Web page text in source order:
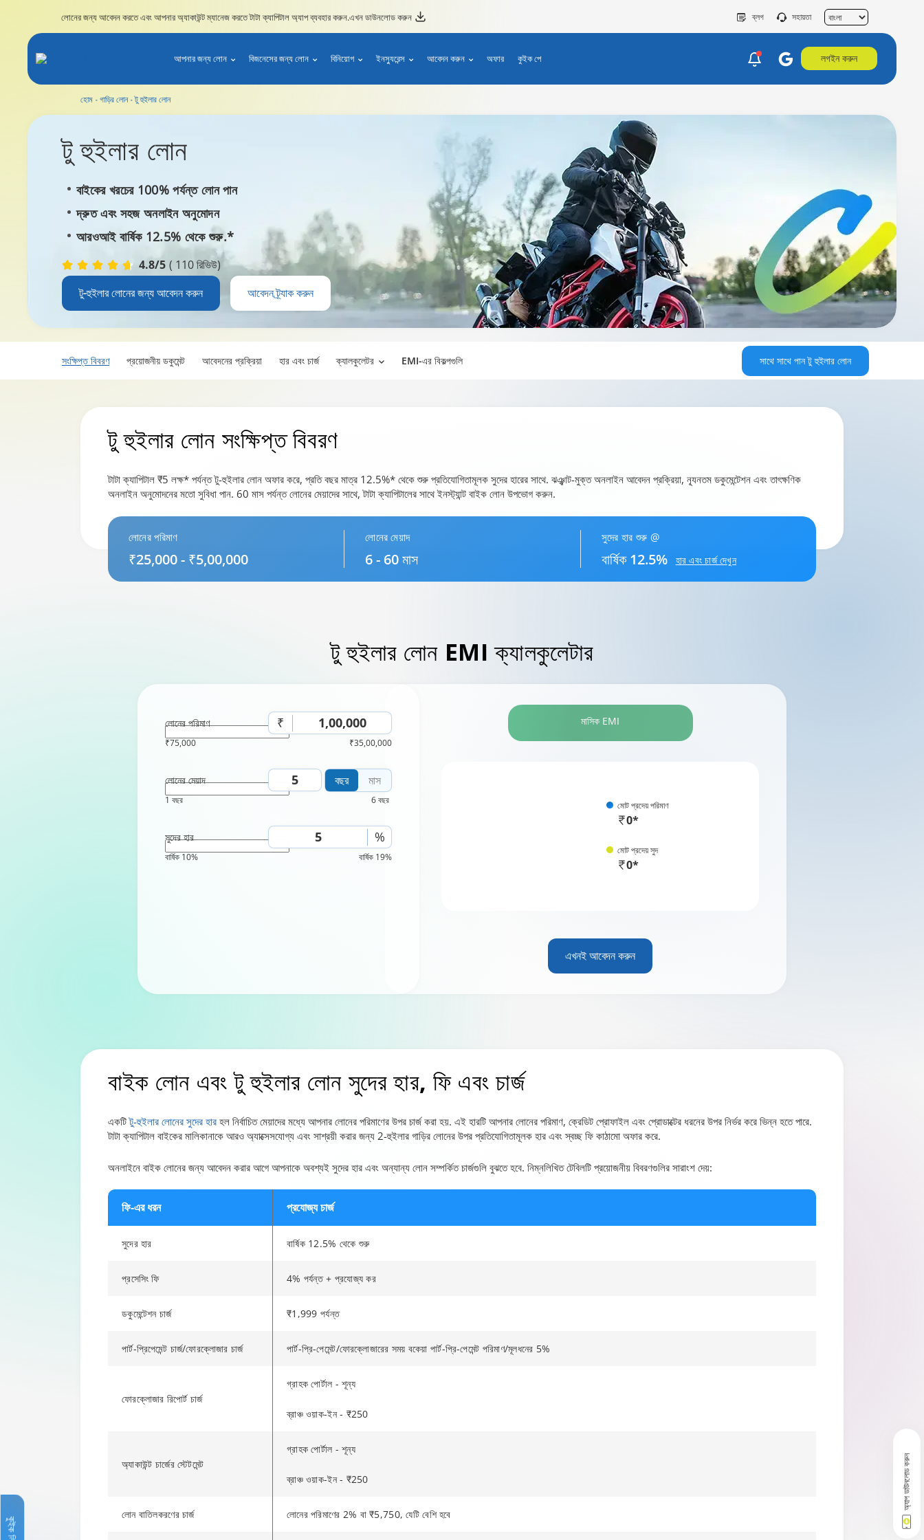
লোনের জন্য আবেদন করতে এবং আপনার অ্যাকাউন্ট ম্যানেজ করতে টাটা ক্যাপিটাল অ্যাপ ব্যবহার করুন.এখন ডাউনলোড করুন ব্লগ সহায়তা
আপনার জন্য লোন বিজনেসের জন্য লোন বিনিয়োগ ইনস্যুরেন্স আবেদন করুন অফার কুইক পে লগইন করুন
হোম গাড়ির লোন টু হুইলার লোন
টু হুইলার লোন
বাইকের খরচের 100% পর্যন্ত লোন পান
দ্রুত এবং সহজ অনলাইন অনুমোদন
আরওআই বার্ষিক 12.5% থেকে শুরু.*
4.8/5 ( 110 রিভিউ)
টু-হুইলার লোনের জন্য আবেদন করুন
আবেদন ট্র্যাক করুন
সংক্ষিপ্ত বিবরণ প্রয়োজনীয় ডকুমেন্ট আবেদনের প্রক্রিয়া হার এবং চার্জ ক্যালকুলেটর EMI-এর বিকল্পগুলি সাথে সাথে পানটু হুইলার লোন
টু হুইলার লোন সংক্ষিপ্ত বিবরণ
টাটা ক্যাপিটাল ₹5 লক্ষ* পর্যন্ত টু-হুইলার লোন অফার করে, প্রতি বছর মাত্র 12.5%* থেকে শুরু প্রতিযোগিতামূলক সুদের হারের সাথে. ঝঞ্ঝাট-মুক্ত অনলাইন আবেদন প্রক্রিয়া, ন্যূনতম ডকুমেন্টেশন এবং তাৎক্ষণিক
অনলাইন অনুমোদনের মতো সুবিধা পান. 60 মাস পর্যন্ত লোনের মেয়াদের সাথে, টাটা ক্যাপিটালের সাথে ইনস্ট্যান্ট বাইক লোন উপভোগ করুন.
লোনের পরিমাণ
₹25,000 - ₹5,00,000
লোনের মেয়াদ
6 - 60 মাস
সুদের হার শুরু @
বার্ষিক 12.5% হার এবং চার্জ দেখুন
টু হুইলার লোন EMI ক্যালকুলেটার
লোনের পরিমাণ ₹
₹75,000 ₹35,00,000
বছর মাস
লোনের মেয়াদ
1 বছর 6 বছর
সুদের হার %
বার্ষিক 10% বার্ষিক 19%
মাসিক EMI
মোট প্রদেয় পরিমাণ
0*
মোট প্রদেয় সুদ
0*
এখনই আবেদন করুন
বাইক লোন এবং টু হুইলার লোন সুদের হার, ফি এবং চার্জ
একটিটু-হুইলার লোনের সুদের হার হল নির্বাচিত মেয়াদের মধ্যে আপনার লোনের পরিমাণের উপর চার্জ করা হয়. এই হারটি আপনার লোনের পরিমাণ, ক্রেডিট প্রোফাইল এবং প্রোডাক্টের ধরনের উপর নির্ভর করে ভিন্ন হতে পারে.
টাটা ক্যাপিটাল বাইকের মালিকানাকে আরও অ্যাক্সেসযোগ্য এবং সাশ্রয়ী করার জন্য 2-হুইলার গাড়ির লোনের উপর প্রতিযোগিতামূলক হার এবং স্বচ্ছ ফি কাঠামো অফার করে.
অনলাইনে বাইক লোনের জন্য আবেদন করার আগে আপনাকে অবশ্যই সুদের হার এবং অন্যান্য লোন সম্পর্কিত চার্জগুলি বুঝতে হবে. নিম্নলিখিত টেবিলটি প্রয়োজনীয় বিবরণগুলির সারাংশ দেয়:
ফি-এর ধরন প্রযোজ্য চার্জ
সুদের হার বার্ষিক 12.5% থেকে শুরু
প্রসেসিং ফি 4% পর্যন্ত + প্রযোজ্য কর
ডকুমেন্টেশন চার্জ ₹1,999 পর্যন্ত
পার্ট-প্রিপেমেন্ট চার্জ/ফোরক্লোজার চার্জ পার্ট-প্রি-পেমেন্ট/ফোরক্লোজারের সময় বকেয়া পার্ট-প্রি-পেমেন্ট পরিমাণ/মূলধনের 5%
ফোরক্লোজার রিপোর্ট চার্জ
গ্রাহক পোর্টাল - শূন্য
ব্রাঞ্চ ওয়াক-ইন - ₹250
অ্যাকাউন্ট চার্জের স্টেটমেন্ট
গ্রাহক পোর্টাল - শূন্য
ব্রাঞ্চ ওয়াক-ইন - ₹250
লোন বাতিলকরণের চার্জ লোনের পরিমাণের 2% বা ₹5,750, যেটি বেশি হবে
অ্যাপ ডাউনলোড করুন